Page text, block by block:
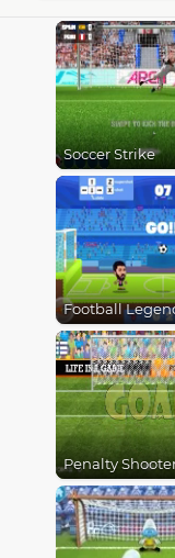
Soccer Strike
Penalty